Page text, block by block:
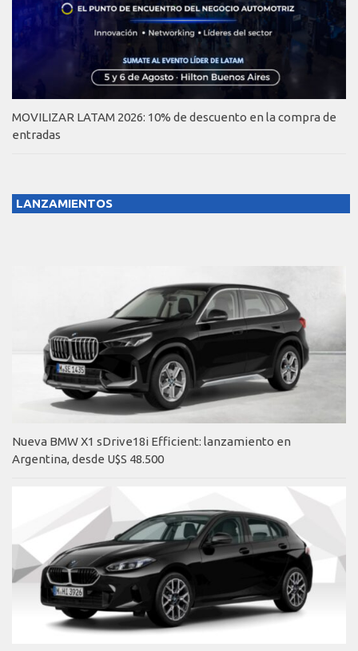
MOVILIZAR LATAM 2026: 10% de descuento en la compra de
entradas
LANZAMIENTOS
Nueva BMW X1 sDrive18i Efficient: lanzamiento en
Argentina, desde U$S 48.500